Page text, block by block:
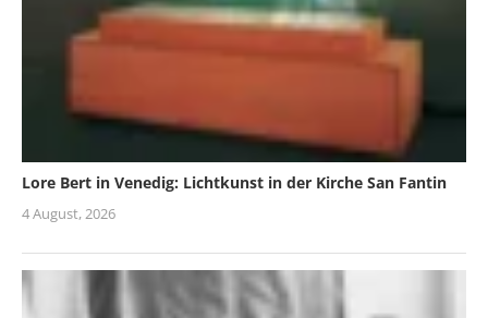
Lore Bert in Venedig: Lichtkunst in der Kirche San Fantin
4 August, 2026